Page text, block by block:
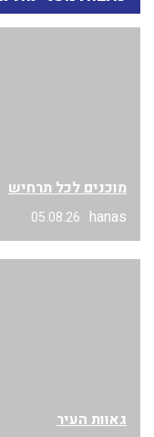
מוכנים לכל תרחיש
hanas
05.08.26
גאוות העיר